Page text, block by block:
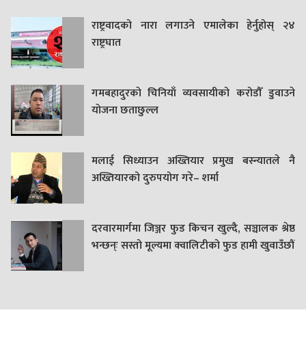
राष्ट्रवादको नारा लगाउने एमालेका हेर्नुहोस् २४
राष्ट्रघात
गमबहादुरकाे चिनियाँ व्यवसायीको करोडौँ डुवाउने
याेजना छताछुल्ल
मलाई सिध्याउन अख्तियार प्रमुख बस्न्यातले नै
अख्तियारको दुरुपयोग गरे– शर्मा
दरवारमार्गमा जिञ्जर फुड किचन खुल्दै, सञ्चालक श्रेष्ठ
भन्छन्ः सस्तो मूल्यमा क्वालिटीको फुड हामी खुवाउँछौं